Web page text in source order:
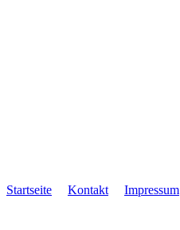
Startseite Kontakt Impressum